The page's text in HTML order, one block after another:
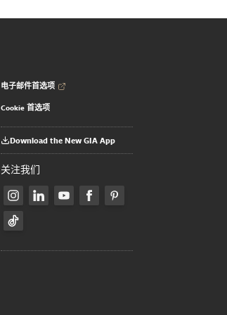
电子邮件首选项
Cookie 首选项
Download the New GIA App
关注我们